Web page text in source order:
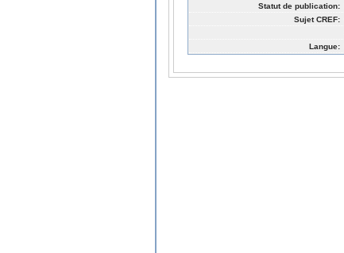
Statut de publication:
Sujet CREF:
Langue: